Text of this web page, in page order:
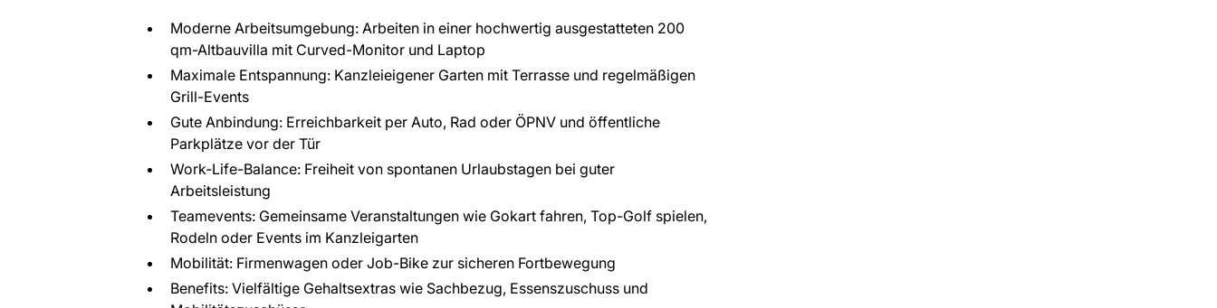
Moderne Arbeitsumgebung: Arbeiten in einer hochwertig ausgestatteten 200
qm-Altbauvilla mit Curved-Monitor und Laptop
Maximale Entspannung: Kanzleieigener Garten mit Terrasse und regelmäßigen
Grill-Events
Gute Anbindung: Erreichbarkeit per Auto, Rad oder ÖPNV und öffentliche
Parkplätze vor der Tür
Work-Life-Balance: Freiheit von spontanen Urlaubstagen bei guter
Arbeitsleistung
Teamevents: Gemeinsame Veranstaltungen wie Gokart fahren, Top-Golf spielen,
Rodeln oder Events im Kanzleigarten
Mobilität: Firmenwagen oder Job-Bike zur sicheren Fortbewegung
Benefits: Vielfältige Gehaltsextras wie Sachbezug, Essenszuschuss und